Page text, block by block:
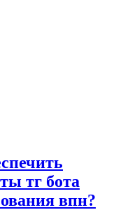
тг бота
впн?